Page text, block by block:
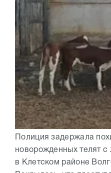
Полиция задержала
новорожденных телят с
в Клетском районе